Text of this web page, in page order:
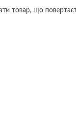
товар, що